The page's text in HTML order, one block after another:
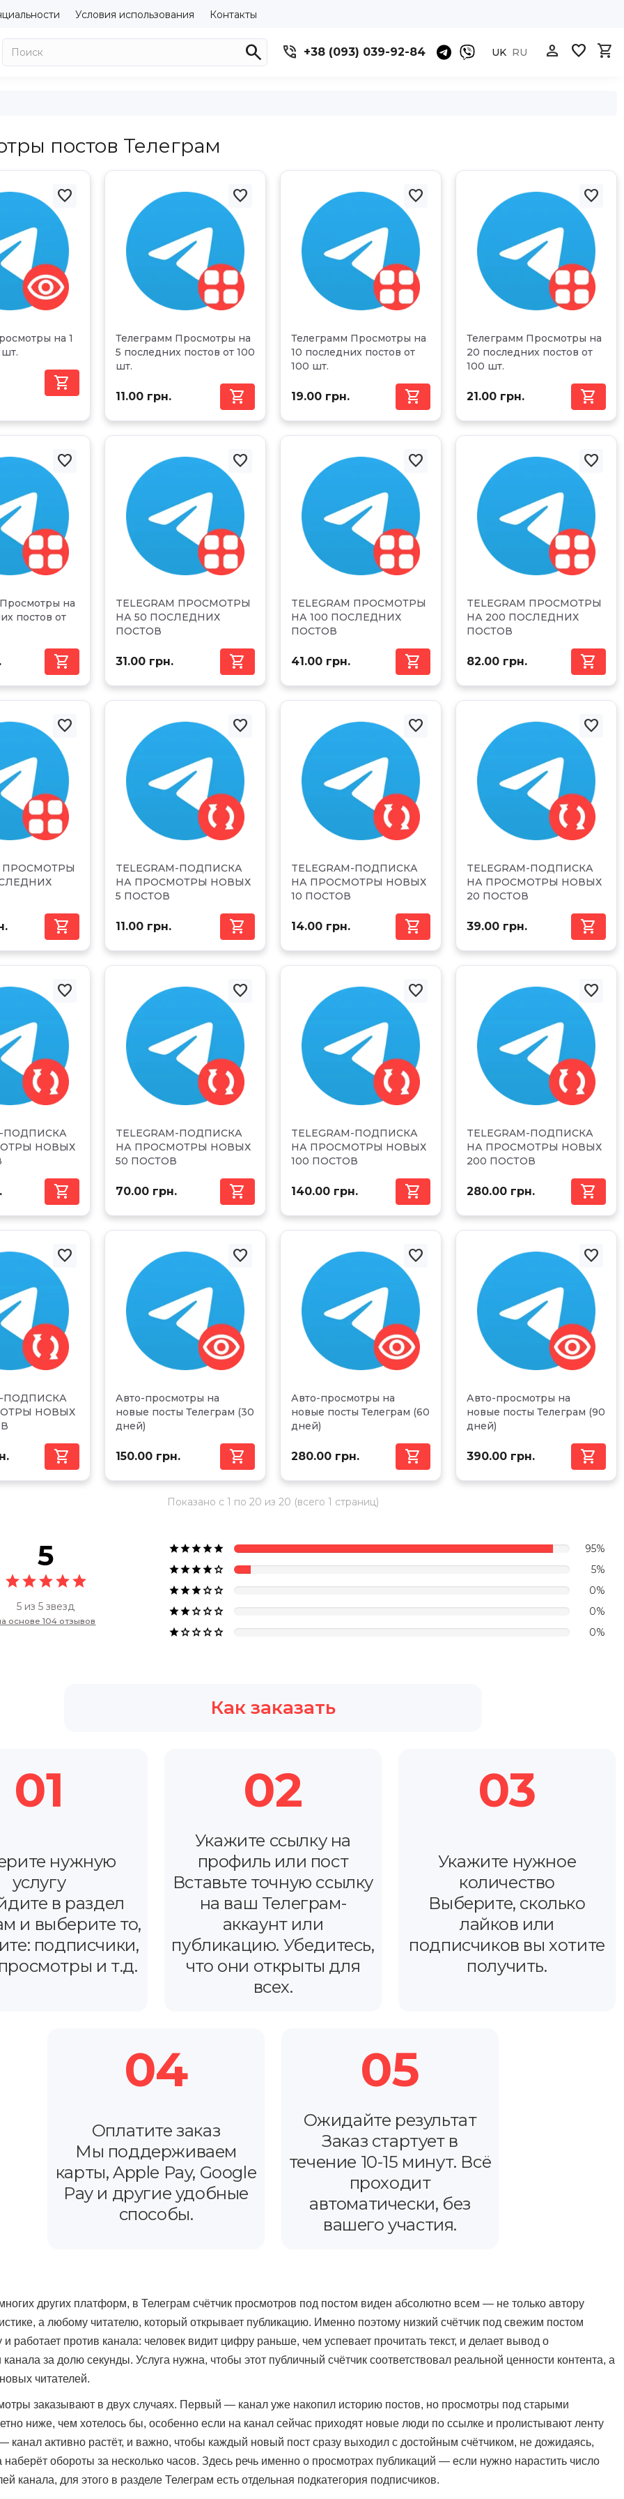
Условия использования Контакты
  +38 (093) 039-92-84 UK RU   
постов Телеграм

на 1
шт.


Телеграмм Просмотры на
5 последних постов от 100
шт.
11.00 грн. 

Телеграмм Просмотры на
10 последних постов от
100 шт.
19.00 грн. 

Телеграмм Просмотры на
20 последних постов от
100 шт.
21.00 грн. 

на
постов от


TELEGRAM ПРОСМОТРЫ
НА 50 ПОСЛЕДНИХ
ПОСТОВ
31.00 грн. 

TELEGRAM ПРОСМОТРЫ
НА 100 ПОСЛЕДНИХ
ПОСТОВ
41.00 грн. 

TELEGRAM ПРОСМОТРЫ
НА 200 ПОСЛЕДНИХ
ПОСТОВ
82.00 грн. 

ПРОСМОТРЫ


TELEGRAM-ПОДПИСКА
НА ПРОСМОТРЫ НОВЫХ
5 ПОСТОВ
11.00 грн. 

TELEGRAM-ПОДПИСКА
НА ПРОСМОТРЫ НОВЫХ
10 ПОСТОВ
14.00 грн. 

TELEGRAM-ПОДПИСКА
НА ПРОСМОТРЫ НОВЫХ
20 ПОСТОВ
39.00 грн. 

ПОДПИСКА
НОВЫХ


TELEGRAM-ПОДПИСКА
НА ПРОСМОТРЫ НОВЫХ
50 ПОСТОВ
70.00 грн. 

TELEGRAM-ПОДПИСКА
НА ПРОСМОТРЫ НОВЫХ
100 ПОСТОВ
140.00 грн. 

TELEGRAM-ПОДПИСКА
НА ПРОСМОТРЫ НОВЫХ
200 ПОСТОВ
280.00 грн. 

ПОДПИСКА
НОВЫХ


Авто-просмотры на
новые посты Телеграм (30
дней)
150.00 грн. 

Авто-просмотры на
новые посты Телеграм (60
дней)
280.00 грн. 

Авто-просмотры на
новые посты Телеграм (90
дней)
390.00 грн. 
Показано с 1 по 20 из 20 (всего 1 страниц)
5

5 из 5 звезд
основе 104 отзывов
 95%
 5%
 0%
 0%
 0%
Как заказать
01
нужную
услугу
в раздел
и выберите то,
подписчики,
и т.д.
02
Укажите ссылку на
профиль или пост
Вставьте точную ссылку
на ваш Телеграм-
аккаунт или
публикацию. Убедитесь,
что они открыты для
всех.
03
Укажите нужное
количество
Выберите, сколько
лайков или
подписчиков вы хотите
получить.
04
Оплатите заказ
Мы поддерживаем
карты, Apple Pay, Google
Pay и другие удобные
способы.
05
Ожидайте результат
Заказ стартует в
течение 10-15 минут. Всё
проходит
автоматически, без
вашего участия.
других платформ, в Телеграм счётчик просмотров под постом виден абсолютно всем — не только автору
а любому читателю, который открывает публикацию. Именно поэтому низкий счётчик под свежим постом
и работает против канала: человек видит цифру раньше, чем успевает прочитать текст, и делает вывод о
за долю секунды. Услуга нужна, чтобы этот публичный счётчик соответствовал реальной ценности контента, а
читателей.
заказывают в двух случаях. Первый — канал уже накопил историю постов, но просмотры под старыми
ниже, чем хотелось бы, особенно если на канал сейчас приходят новые люди по ссылке и пролистывают ленту
канал активно растёт, и важно, чтобы каждый новый пост сразу выходил с достойным счётчиком, не дожидаясь,
наберёт обороты за несколько часов. Здесь речь именно о просмотрах публикаций — если нужно нарастить число
канала, для этого в разделе Телеграм есть отдельная подкатегория подписчиков.